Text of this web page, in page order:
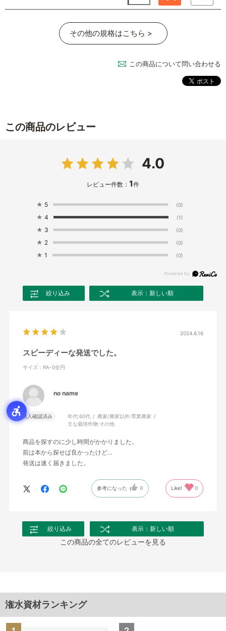
その他の規格はこちら >
この商品について問い合わせる
この商品のレビュー
4.0
レビュー件数： 1件
★ 5 (0)
★ 4 (1)
★ 3 (0)
★ 2 (0)
★ 1 (0)
絞り込み 表示：新しい順
2024.6.16
スピーディーな発送でした。
サイズ：RA-0全円
no name
購入確認済み 年代:60代 農家/農家以外:専業農家
主な栽培作物:その他
商品を探すのに少し時間がかかりました。
前は本から探せば良かったけど…
発送は速く届きました。
参考になった 0 Like! 0
絞り込み 表示：新しい順
この商品の全てのレビューを見る
潅水資材ランキング